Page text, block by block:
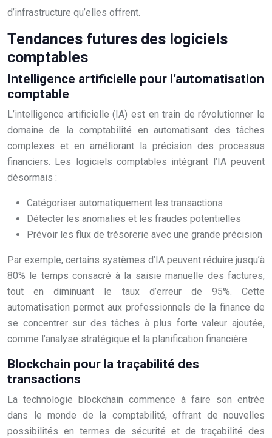
d’infrastructure qu’elles offrent.
Tendances futures des logiciels
comptables
Intelligence artificielle pour l’automatisation
comptable
L’intelligence artificielle (IA) est en train de révolutionner le
domaine de la comptabilité en automatisant des tâches
complexes et en améliorant la précision des processus
financiers. Les logiciels comptables intégrant l’IA peuvent
désormais :
Catégoriser automatiquement les transactions
Détecter les anomalies et les fraudes potentielles
Prévoir les flux de trésorerie avec une grande précision
Par exemple, certains systèmes d’IA peuvent réduire jusqu’à
80% le temps consacré à la saisie manuelle des factures,
tout en diminuant le taux d’erreur de 95%. Cette
automatisation permet aux professionnels de la finance de
se concentrer sur des tâches à plus forte valeur ajoutée,
comme l’analyse stratégique et la planification financière.
Blockchain pour la traçabilité des
transactions
La technologie blockchain commence à faire son entrée
dans le monde de la comptabilité, offrant de nouvelles
possibilités en termes de sécurité et de traçabilité des